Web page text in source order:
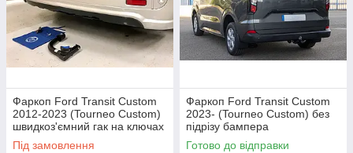
Фаркоп Ford Transit Custom
2012-2023 (Tourneo Custom)
швидкоз'ємний гак на ключах
Під замовлення
Фаркоп Ford Transit Custom
2023- (Tourneo Custom) без
підрізу бампера
Готово до відправки